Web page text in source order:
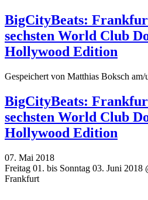
BigCityBeats:
sechsten World Club
Hollywood Edition
Gespeichert von Matthias Boksch am/
BigCityBeats:
sechsten World Club
Hollywood Edition
07. Mai 2018
Freitag 01. bis Sonntag 03. Juni 2018
Frankfurt